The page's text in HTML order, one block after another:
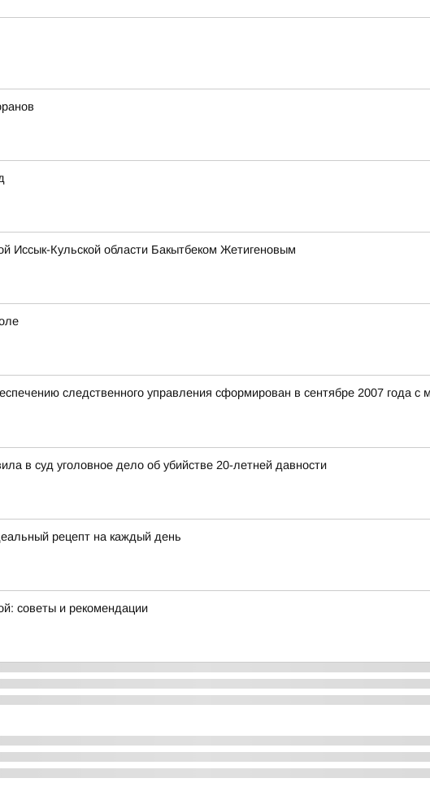
Иссык-Кульской области Бакытбеком Жетигеновым
следственного управления сформирован в сентябре 2007 года с
в суд уголовное дело об убийстве 20-летней давности
рецепт на каждый день
советы и рекомендации